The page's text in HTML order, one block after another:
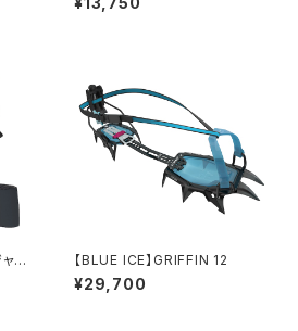
ス
【BLUE ICE】GRIFFIN 12
¥29,700